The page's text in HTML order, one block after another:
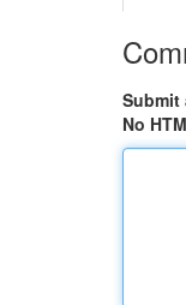
Submit
No